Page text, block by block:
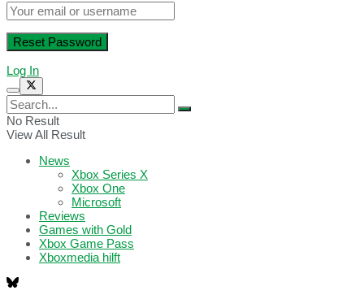
Log In
No Result
View All Result
News
Xbox Series X
Xbox One
Microsoft
Reviews
Games with Gold
Xbox Game Pass
Xboxmedia hilft